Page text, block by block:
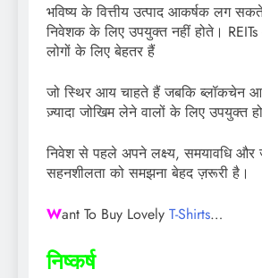
भविष्य के वित्तीय उत्पाद आकर्षक लग
निवेशक के लिए उपयुक्त नहीं होते।
लोगों के लिए बेहतर हैं
जो स्थिर आय चाहते हैं जबकि ब्लॉकचेन
ज़्यादा जोखिम लेने वालों के लिए उपयुक्त
निवेश से पहले अपने लक्ष्य, समयावधि और
सहनशीलता को समझना बेहद ज़रूरी है।
Want To Buy Lovely T-Shirts…
निष्कर्ष